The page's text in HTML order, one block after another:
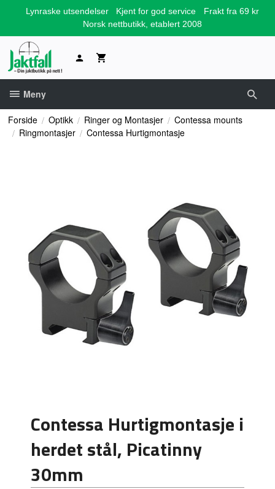
Lynraske utsendelser Kjent for god service
Frakt fra 69 kr
Norsk nettbutikk, etablert 2008
Meny
Forside Optikk Ringer og Montasjer
Contessa mounts
Ringmontasjer
Contessa Hurtigmontasje
Contessa Hurtigmontasje i
herdet stål, Picatinny
30mm